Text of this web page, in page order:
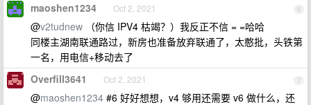
6
maoshen1234 Oct 2, 2021
@v2tudnew （你信 IPV4 枯竭？）我反正不信 = =哈哈
同楼主湖南联通路过，新房也准备放弃联通了，太憨批，头铁第
一名，用电信+移动去了
7
Overfill3641 Oct 2, 2021
@maoshen1234 #6 好好想想，v4 够用还需要 v6 做什么，还